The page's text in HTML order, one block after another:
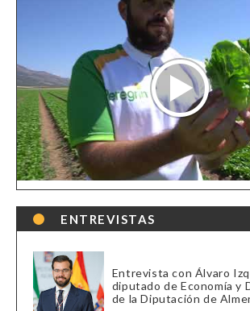
ENTREVISTAS
Entrevista con Álvaro
diputado de Economía y
de la Diputación de